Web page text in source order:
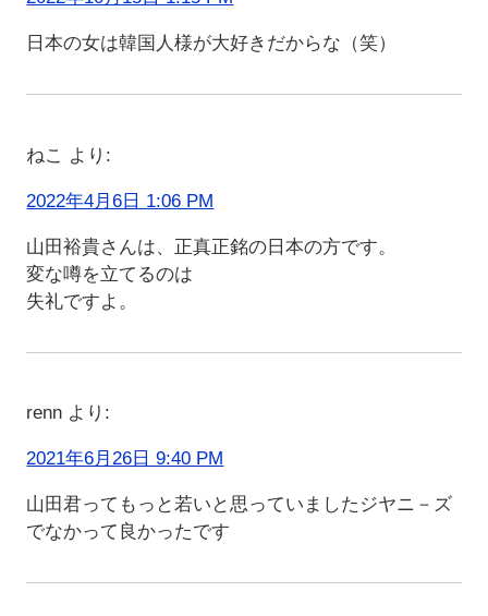
日本の女は韓国人様が大好きだからな（笑）
ねこ より:
2022年4月6日 1:06 PM
山田裕貴さんは、正真正銘の日本の方です。
変な噂を立てるのは
失礼ですよ。
renn より:
2021年6月26日 9:40 PM
山田君ってもっと若いと思っていましたジヤニ－ズ
でなかって良かったです